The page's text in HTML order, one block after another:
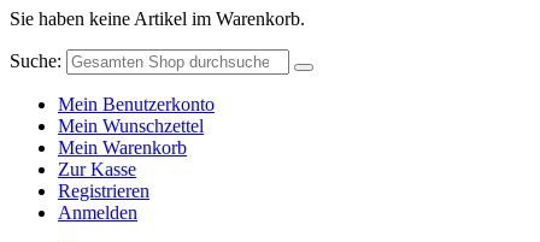
Sie haben keine Artikel im Warenkorb.
Suche:
Mein Benutzerkonto
Mein Wunschzettel
Mein Warenkorb
Zur Kasse
Registrieren
Anmelden